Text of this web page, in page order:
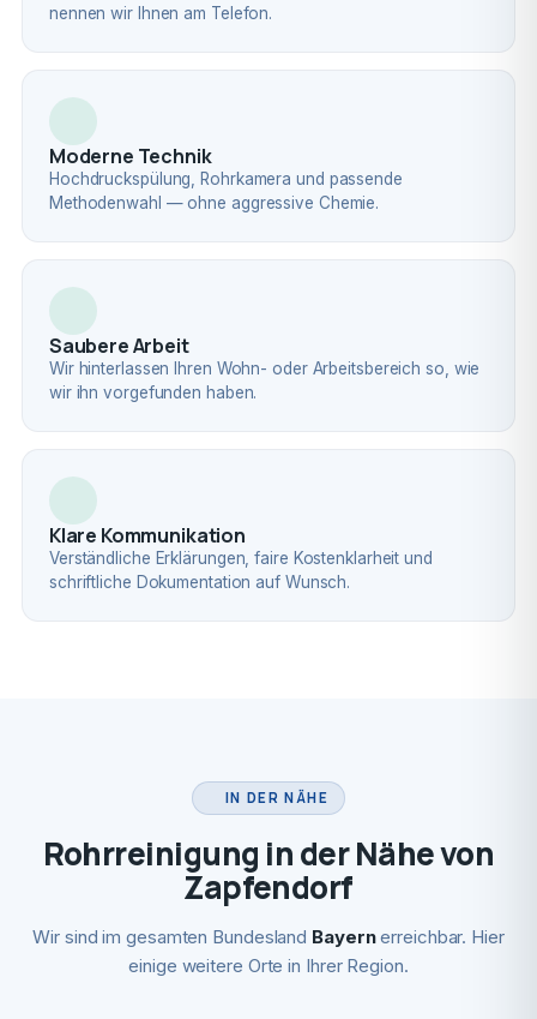
nennen wir Ihnen am Telefon.
Moderne Technik
Hochdruckspülung, Rohrkamera und passende
Methodenwahl — ohne aggressive Chemie.
Saubere Arbeit
Wir hinterlassen Ihren Wohn- oder Arbeitsbereich so, wie
wir ihn vorgefunden haben.
Klare Kommunikation
Verständliche Erklärungen, faire Kostenklarheit und
schriftliche Dokumentation auf Wunsch.
IN DER NÄHE
Rohrreinigung in der Nähe von
Zapfendorf
Wir sind im gesamten Bundesland Bayernerreichbar. Hier
einige weitere Orte in Ihrer Region.